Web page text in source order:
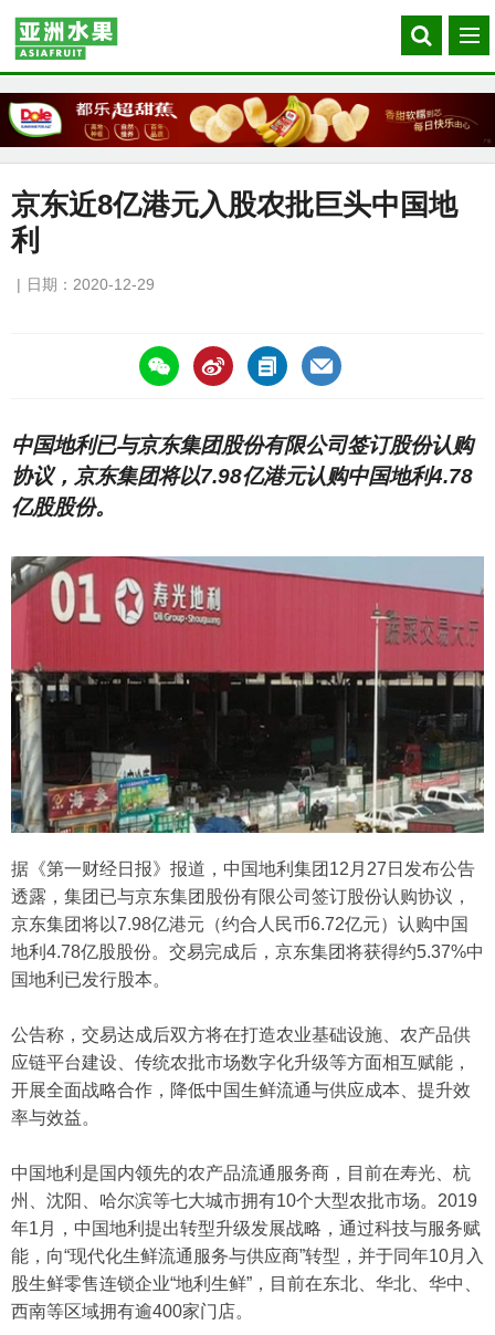
Search
our
菜
单
京东近8亿港元入股农批巨头中国地
利
日期：2020-12-29
https://asiafruitchina.net/20355.html
中国地利已与京东集团股份有限公司签订股份认购
协议，京东集团将以7.98亿港元认购中国地利4.78
亿股股份。
据《第一财经日报》报道，中国地利集团12月27日发布公告
透露，集团已与京东集团股份有限公司签订股份认购协议，
京东集团将以7.98亿港元（约合人民币6.72亿元）认购中国
地利4.78亿股股份。交易完成后，京东集团将获得约5.37%中
国地利已发行股本。
公告称，交易达成后双方将在打造农业基础设施、农产品供
应链平台建设、传统农批市场数字化升级等方面相互赋能，
开展全面战略合作，降低中国生鲜流通与供应成本、提升效
率与效益。
中国地利是国内领先的农产品流通服务商，目前在寿光、杭
州、沈阳、哈尔滨等七大城市拥有10个大型农批市场。2019
年1月，中国地利提出转型升级发展战略，通过科技与服务赋
能，向“现代化生鲜流通服务与供应商”转型，并于同年10月入
股生鲜零售连锁企业“地利生鲜”，目前在东北、华北、华中、
西南等区域拥有逾400家门店。